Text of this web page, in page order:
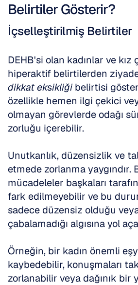
Belirtiler Gösterir?
İçselleştirilmiş Belirtiler
DEHB'si olan kadınlar ve kız
dikkat eksikliği belirtisi
özellikle hemen ilgi çekici
olmayan görevlerde odağı
zorluğu içerebilir.
Unutkanlık, düzensizlik ve
etmede zorlanma yaygındır.
mücadeleler başkaları
fark edilmeyebilir ve bu
sadece düzensiz olduğu
çabalamadığı algısına yol
Örneğin, bir kadın önemli
kaybedebilir, konuşmaları
zorlanabilir veya dağınık bir